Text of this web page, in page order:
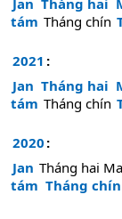
tám Tháng chín
2021 :
Jan Tháng hai
tám Tháng chín
2020 :
Jan Tháng hai
tám Tháng chín